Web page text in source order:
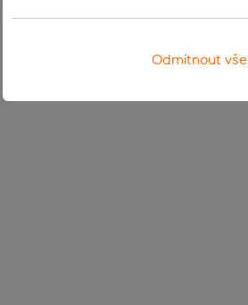
Odmítnout vše